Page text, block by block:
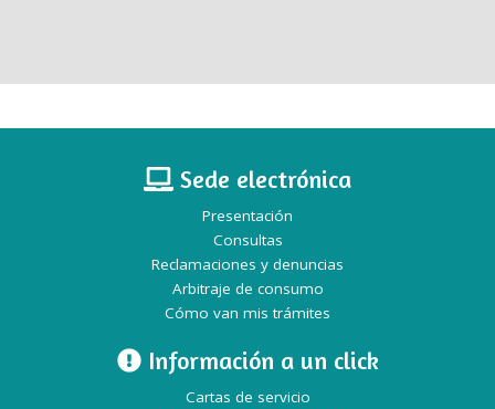
Sede electrónica
Presentación
Consultas
Reclamaciones y denuncias
Arbitraje de consumo
Cómo van mis trámites
Información a un click
Cartas de servicio